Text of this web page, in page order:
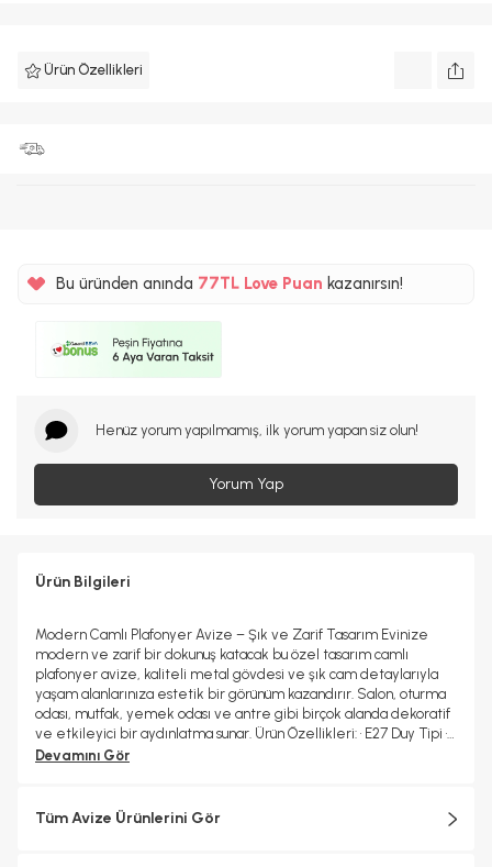
Ürün Özellikleri
Bu üründen anında 77TL Love Puan kazanırsın!
Henüz yorum yapılmamış, ilk yorum yapan siz olun!
Yorum Yap
Ürün Bilgileri
Modern Camlı Plafonyer Avize – Şık ve Zarif Tasarım Evinize
modern ve zarif bir dokunuş katacak bu özel tasarım camlı
plafonyer avize, kaliteli metal gövdesi ve şık cam detaylarıyla
yaşam alanlarınıza estetik bir görünüm kazandırır. Salon, oturma
odası, mutfak, yemek odası ve antre gibi birçok alanda dekoratif
ve etkileyici bir aydınlatma sunar. Ürün Özellikleri: • E27 Duy Tipi •
Genişlik (En): 66 cm • Yükseklik (Boy): 21 cm • Kablo Boyu: Sabit
Devamını Gör
Tüm Avize Ürünlerini Gör